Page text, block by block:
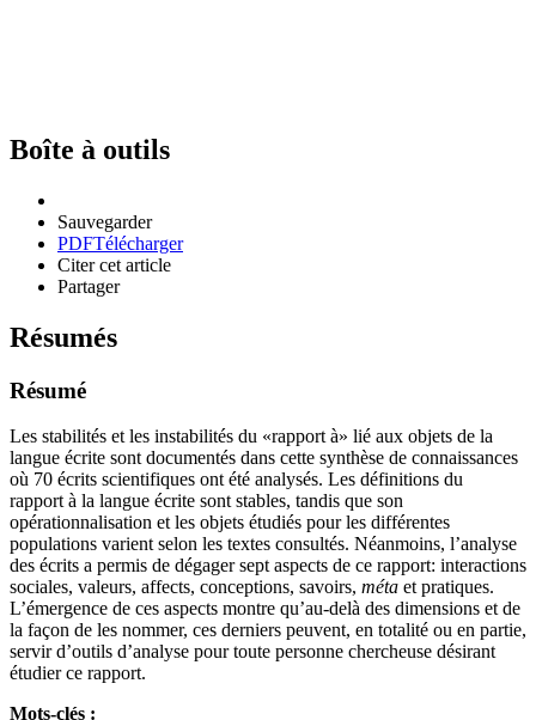
Boîte à outils
Sauvegarder
PDFTélécharger
Citer cet article
Partager
Résumés
Résumé
Les stabilités et les instabilités du «rapport à» lié aux objets de la
langue écrite sont documentés dans cette synthèse de connaissances
où 70 écrits scientifiques ont été analysés. Les définitions du
rapport à la langue écrite sont stables, tandis que son
opérationnalisation et les objets étudiés pour les différentes
populations varient selon les textes consultés. Néanmoins, l’analyse
des écrits a permis de dégager sept aspects de ce rapport: interactions
sociales, valeurs, affects, conceptions, savoirs, méta et pratiques.
L’émergence de ces aspects montre qu’au-delà des dimensions et de
la façon de les nommer, ces derniers peuvent, en totalité ou en partie,
servir d’outils d’analyse pour toute personne chercheuse désirant
étudier ce rapport.
Mots-clés :